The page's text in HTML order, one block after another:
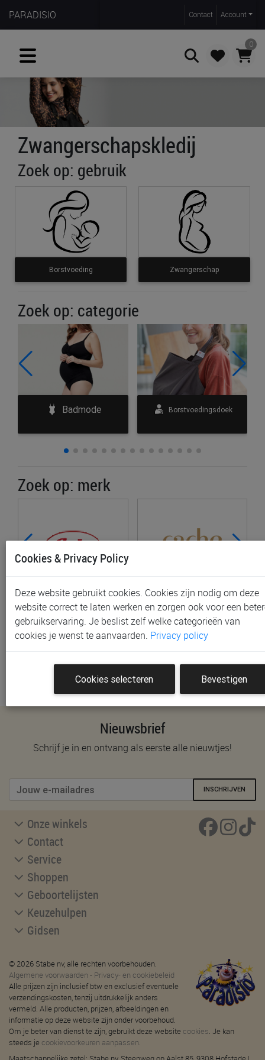
PARADISIO Contact Account
0
Zwangerschapskledij
Zoek op: gebruik
Borstvoeding Zwangerschap
Zoek op: categorie
Badmode Borstvoedingsdoek
Zoek op: merk
Anita Maternity CACHE COEUR
Nieuwsbrief
Schrijf je in en ontvang als eerste alle nieuwtjes!
INSCHRIJVEN
Onze winkels
Contact
Service
Shoppen
Geboortelijsten
Keuzehulpen
Gidsen
© 2026 Stabe nv, alle rechten voorbehouden.
Algemene voorwaarden - Privacy- en cookiebeleid
Alle prijzen zijn inclusief btw en exclusief eventuele
verzendingskosten, tenzij uitdrukkelijk anders
vermeld. Alle producten, prijzen, afbeeldingen en
informatie op deze website zijn onder voorbehoud.
Om je beter van dienst te zijn, gebruikt deze website cookies. Je kan
steeds je cookievoorkeuren aanpassen.
Cookies & Privacy Policy
Deze website gebruikt cookies. Cookies zijn nodig om deze
website correct te laten werken en zorgen ook voor een
gebruikservaring. Je beslist zelf welke categorieën van
cookies je wenst te aanvaarden. Privacy policy
Cookies selecteren Bevestigen